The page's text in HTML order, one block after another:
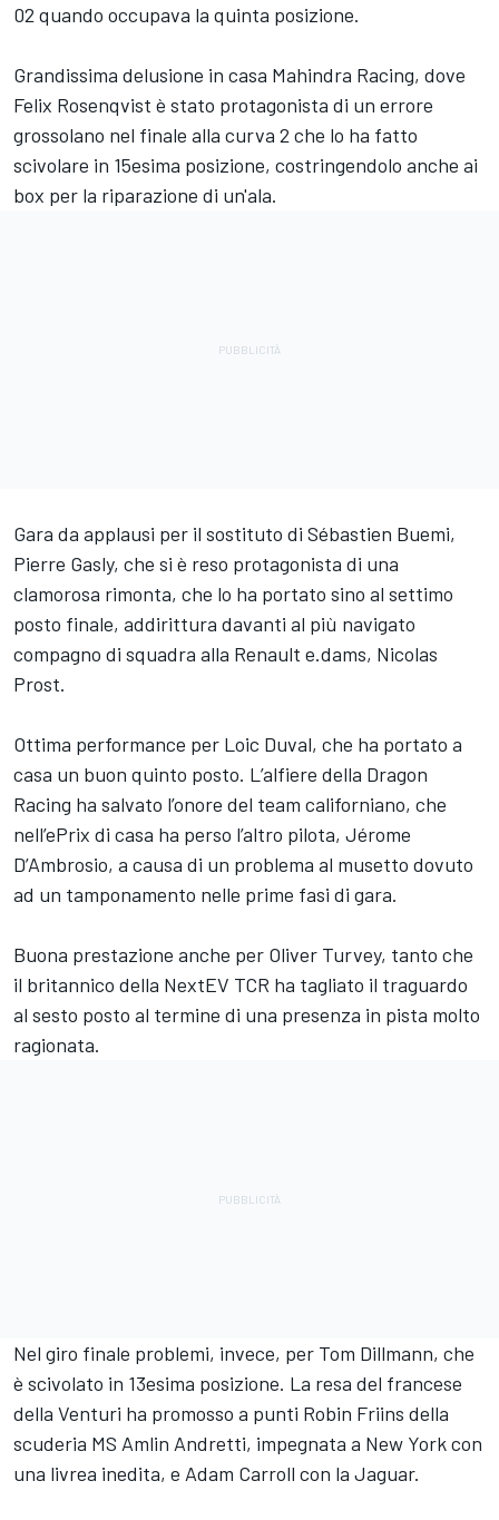
02 quando occupava la quinta posizione.
Grandissima delusione in casa Mahindra Racing, dove
Felix Rosenqvist è stato protagonista di un errore
grossolano nel finale alla curva 2 che lo ha fatto
scivolare in 15esima posizione, costringendolo anche ai
box per la riparazione di un'ala.
Gara da applausi per il sostituto di Sébastien Buemi,
Pierre Gasly, che si è reso protagonista di una
clamorosa rimonta, che lo ha portato sino al settimo
posto finale, addirittura davanti al più navigato
compagno di squadra alla Renault e.dams, Nicolas
Prost.
Ottima performance per Loic Duval, che ha portato a
casa un buon quinto posto. L’alfiere della Dragon
Racing ha salvato l’onore del team californiano, che
nell’ePrix di casa ha perso l’altro pilota, Jérome
D’Ambrosio, a causa di un problema al musetto dovuto
ad un tamponamento nelle prime fasi di gara.
Buona prestazione anche per Oliver Turvey, tanto che
il britannico della NextEV TCR ha tagliato il traguardo
al sesto posto al termine di una presenza in pista molto
ragionata.
Nel giro finale problemi, invece, per Tom Dillmann, che
è scivolato in 13esima posizione. La resa del francese
della Venturi ha promosso a punti Robin Friins della
scuderia MS Amlin Andretti, impegnata a New York con
una livrea inedita, e Adam Carroll con la Jaguar.